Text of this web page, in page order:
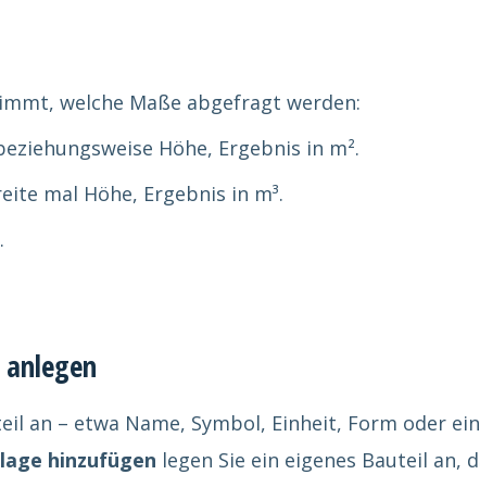
welche Maße abgefragt werden:
Höhe, Ergebnis in m².
mal Höhe, Ergebnis in m³.
an – etwa Name, Symbol, Einheit, Form oder
hinzufügen legen Sie ein eigenes Bauteil an,